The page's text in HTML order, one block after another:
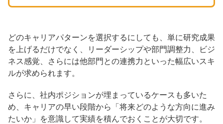
どのキャリアパターンを選択するにしても、単に研究成果
を上げるだけでなく、リーダーシップや部門調整力、ビジ
ネス感覚、さらには他部門との連携力といった幅広いスキ
ルが求められます。
さらに、社内ポジションが埋まっているケースも多いた
め、キャリアの早い段階から「将来どのような方向に進み
たいか」を意識して実績を積んでおくことが大切です。